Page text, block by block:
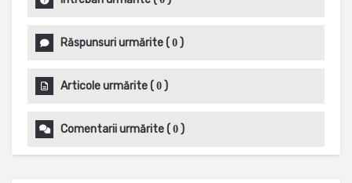
Răspunsuri urmărite( 0 )
Articole urmărite( 0 )
Comentarii urmărite( 0 )